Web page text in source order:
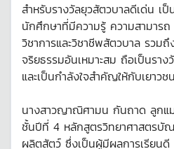
สำหรับรางวัลยุวสัตวบาลดีเด่น เ
นักศึกษาที่มีความรู้ ความสามารถ
วิชาการและวิชาชีพสัตวบาล รวม
จริยธรรมอันเหมาะสม ถือเป็นรา
และเป็นกำลังใจสำคัญให้กับเยาว
นางสาวญาณิศามน กันถาด ลูกแ
ชั้นปีที่ 4 หลักสูตรวิทยาศาสตรบัณ
ผลิตสัตว์ ซึ่งเป็นผู้มีผลการเรียน